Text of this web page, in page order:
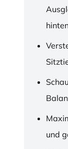
und